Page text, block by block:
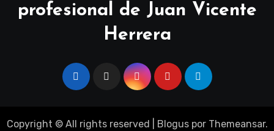
profesional de Juan Vicente
Herrera
Copyright © All rights reserved Bloguspor Themeansar.